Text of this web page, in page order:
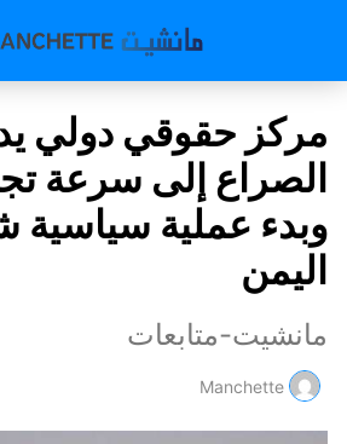
مركز حقوقي دولي
الصراع إلى سرعة
وبدء عملية سياسية
اليمن
مانشيت-متابعات
Manchette